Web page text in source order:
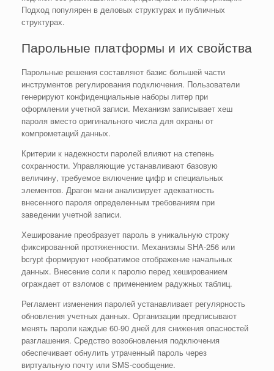
Подход популярен в деловых структурах и публичных
структурах.
Парольные платформы и их свойства
Парольные решения составляют базис большей части
инструментов регулирования подключения. Пользователи
генерируют конфиденциальные наборы литер при
оформлении учетной записи. Механизм записывает хеш
пароля вместо оригинального числа для охраны от
компрометаций данных.
Критерии к надежности паролей влияют на степень
сохранности. Управляющие устанавливают базовую
величину, требуемое включение цифр и специальных
элементов. Драгон мани анализирует адекватность
внесенного пароля определенным требованиям при
заведении учетной записи.
Хеширование преобразует пароль в уникальную строку
фиксированной протяженности. Механизмы SHA-256 или
bcrypt формируют необратимое отображение начальных
данных. Внесение соли к паролю перед хешированием
ограждает от взломов с применением радужных таблиц.
Регламент изменения паролей устанавливает регулярность
обновления учетных данных. Организации предписывают
менять пароли каждые 60-90 дней для снижения опасностей
разглашения. Средство возобновления подключения
обеспечивает обнулить утраченный пароль через
виртуальную почту или SMS-сообщение.